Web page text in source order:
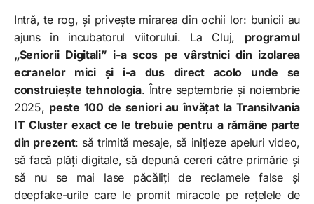
Intră, te rog, și privește mirarea din ochii lor: bunicii au
ajuns în incubatorul viitorului. La Cluj, programul
„Seniorii Digitali” i-a scos pe vârstnici din izolarea
ecranelor mici și i-a dus direct acolo unde se
construiește tehnologia. Între septembrie și noiembrie
2025, peste 100 de seniori au învățat la Transilvania
IT Cluster exact ce le trebuie pentru a rămâne parte
din prezent: să trimită mesaje, să inițieze apeluri video,
să facă plăți digitale, să depună cereri către primărie și
să nu se mai lase păcăliți de reclamele false și
deepfake-urile care le promit miracole pe rețelele de